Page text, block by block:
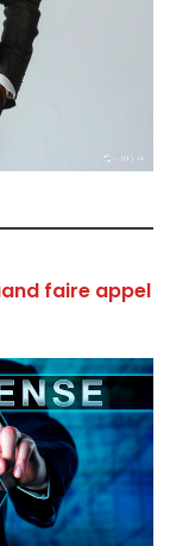
faire appel